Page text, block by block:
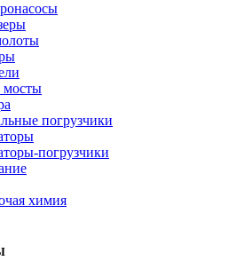
мосты
погрузчики
погрузчики
химия